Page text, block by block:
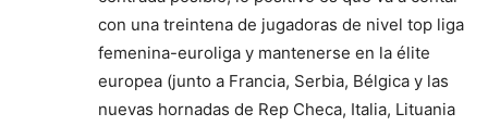
con una treintena de jugadoras de nivel top liga
femenina-euroliga y mantenerse en la élite
europea (junto a Francia, Serbia, Bélgica y las
nuevas hornadas de Rep Checa, Italia, Lituania